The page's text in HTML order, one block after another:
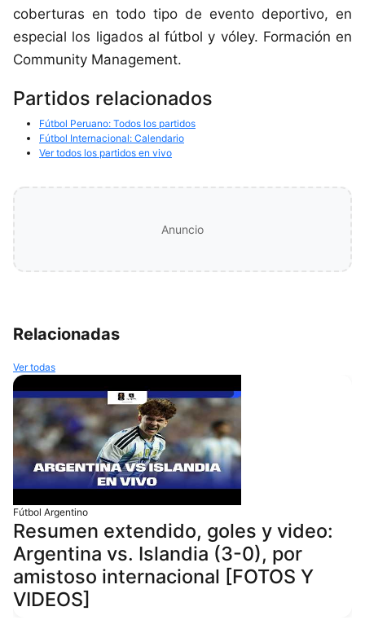
coberturas en todo tipo de evento deportivo, en
especial los ligados al fútbol y vóley. Formación en
Community Management.
Partidos relacionados
Fútbol Peruano: Todos los partidos
Fútbol Internacional: Calendario
Ver todos los partidos en vivo
Anuncio
Relacionadas
Ver todas
Fútbol Argentino
Resumen extendido, goles y video:
Argentina vs. Islandia (3-0), por
amistoso internacional [FOTOS Y
VIDEOS]